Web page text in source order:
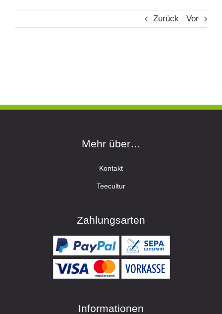
Zurück Vor
Mehr über…
Kontakt
Teecultur
Zahlungsarten
Informationen